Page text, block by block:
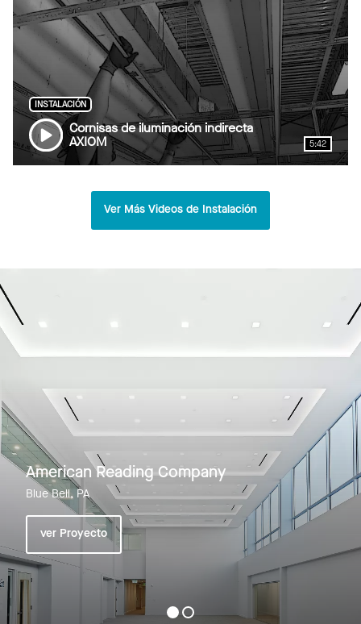
INSTALACIÓN
Cornisas de iluminación indirecta
AXIOM
5:42
Ver Más Videos de Instalación
American Reading Company
Blue Bell, PA
ver Proyecto